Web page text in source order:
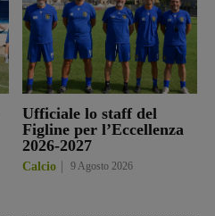
Ufficiale lo staff del
Figline per l’Eccellenza
2026-2027
Calcio 9 Agosto 2026